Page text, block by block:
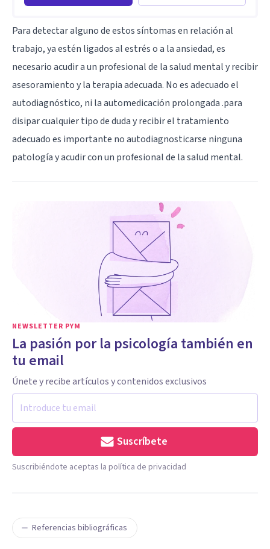
Para detectar alguno de estos síntomas en relación al
trabajo, ya estén ligados al estrés o a la ansiedad, es
necesario acudir a un profesional de la salud mental y recibir
asesoramiento y la terapia adecuada. No es adecuado el
autodiagnóstico, ni la automedicación prolongada .para
disipar cualquier tipo de duda y recibir el tratamiento
adecuado es importante no autodiagnosticarse ninguna
patología y acudir con un profesional de la salud mental.
NEWSLETTER PYM
La pasión por la psicología también en
tu email
Únete y recibe artículos y contenidos exclusivos
Suscríbete
Suscribiéndote aceptas la política de privacidad
Referencias bibliográficas